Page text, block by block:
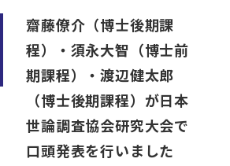
齋藤僚介（博士後期課
程）・須永大智（博士前
期課程）・渡辺健太郎
（博士後期課程）が日本
世論調査協会研究大会で
口頭発表を行いました